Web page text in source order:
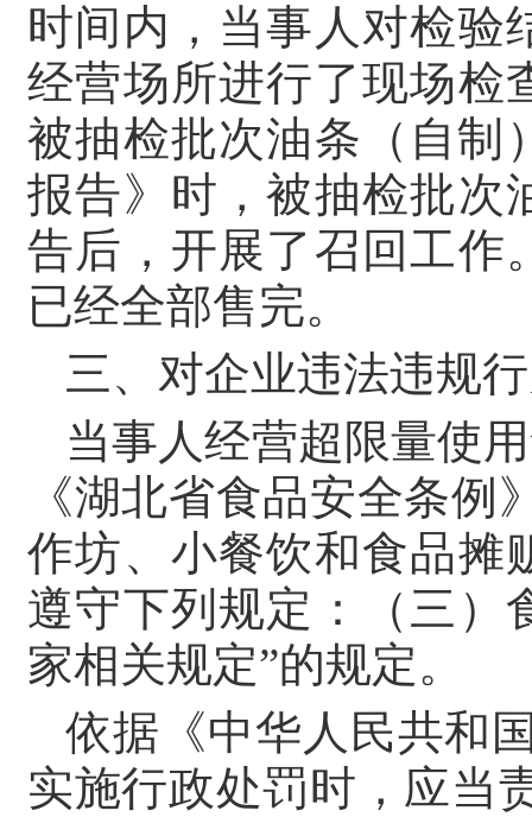
时间内，当事人对检验
经营场所进行了现场检
被抽检批次油条（自制
报告》时，被抽检批次
告后，开展了召回工作
已经全部售完。
三、对企业违法违规
当事人经营超限量使
《湖北省食品安全条
作坊、小餐饮和食品摊
遵守下列规定：（三）
家相关规定”的规定。
依据《中华人民共和
实施行政处罚时，应当